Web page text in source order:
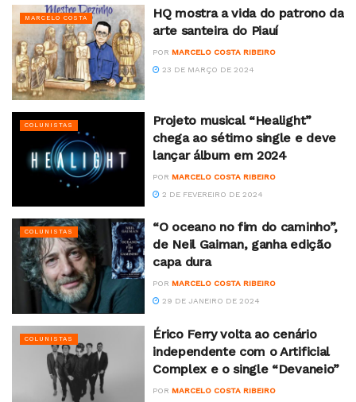
MARCELO COSTA
HQ mostra a vida do patrono da
arte santeira do Piauí
POR MARCELO COSTA RIBEIRO
23 DE MARÇO DE 2024
COLUNISTAS
Projeto musical “Healight”
chega ao sétimo single e deve
lançar álbum em 2024
POR MARCELO COSTA RIBEIRO
2 DE FEVEREIRO DE 2024
COLUNISTAS
“O oceano no fim do caminho”,
de Neil Gaiman, ganha edição
capa dura
POR MARCELO COSTA RIBEIRO
29 DE JANEIRO DE 2024
COLUNISTAS
Érico Ferry volta ao cenário
independente com o Artificial
Complex e o single “Devaneio”
POR MARCELO COSTA RIBEIRO